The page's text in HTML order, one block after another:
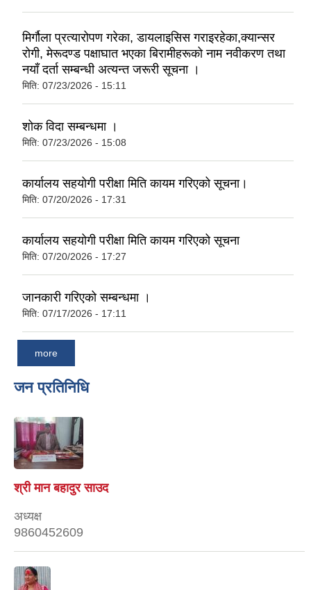
मिर्गौला प्रत्यारोपण गरेका, डायलाइसिस गराइरहेका,क्यान्सर
रोगी, मेरूदण्ड पक्षाघात भएका बिरामीहरूको नाम नवीकरण तथा
नयाँ दर्ता सम्बन्धी अत्यन्त जरूरी सूचना ।
मिति: 07/23/2026 - 15:11
शोक विदा सम्बन्धमा ।
मिति: 07/23/2026 - 15:08
कार्यालय सहयोगी परीक्षा मिति कायम गरिएको सूचना।
मिति: 07/20/2026 - 17:31
कार्यालय सहयोगी परीक्षा मिति कायम गरिएको सूचना
मिति: 07/20/2026 - 17:27
जानकारी गरिएको सम्बन्धमा ।
मिति: 07/17/2026 - 17:11
more
जन प्रतिनिधि
श्री मान बहादुर साउद
अध्यक्ष
9860452609